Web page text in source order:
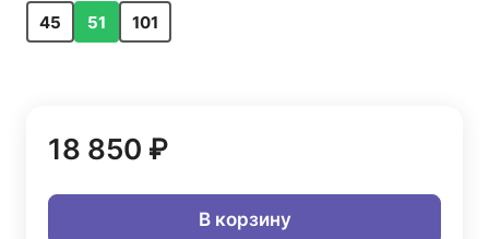
45 51 101
18 850 ₽
В корзину